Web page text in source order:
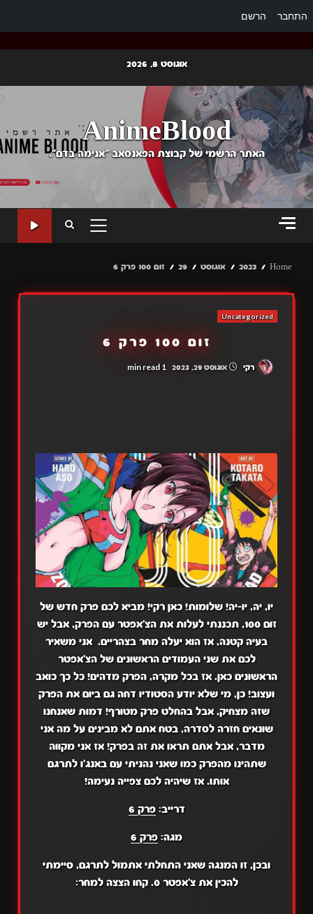
התחבר הרשם
content
אוגוסט 8, 2026
AnimeBlood
האתר הרשמי של קבוצת הפאנסאב "אנימה בדם".
PRIMARY
Home
2023 אוגוסט 29 זום 100 פרק 6
Uncategorized
זום 100 פרק 6
רקי אוגוסט 29, 2023 1 min read
יו, יה, יו-יה! שלומות! כאן רקי! מביא לכם פרק חדש של
זום 100, תכננתי לעלות את הצ'אפטר עם הפרק, אבל יש
בעיה קטנה, אז הוא יעלה מחר בצהריים. אני משאיר
לכם את שני העמודים הראשונים של הצ'אפטר
הראשונים כאן. אז בכל מקרה, הפרק מדהים! כל כך כואב
ועצוב! כן, מי שלא יודע הסטודיו דחה גם ביום את הפרק
שזה מצחיק, אבל בהחלט פרק מטורף! דמות שאנחנו
שונאים חזרה לסדרה, בטח אתם לא מבינים על מה אני
מדבר, אבל אתם תראו את זה בפרק! אז אני מקווה
שתהינו מהפרק כמו שאני נהניתי עם באנג'ו לתרגם
אותו. אז שיהיה לכם צפייה נעימה!
דרייב:פרק 6
מגה: פרק 6
ובכן, זו המנגה שאני התחלתי אתמול לתרגם, סיימתי
להכין את צ'אפטר 0. קחו הצצה למחר: